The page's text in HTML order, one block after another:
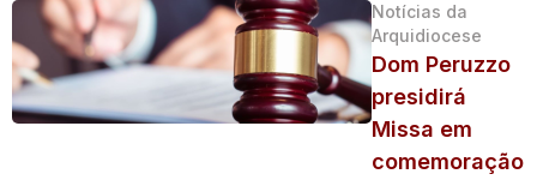
Notícias da
Arquidiocese
Dom Peruzzo
presidirá
Missa em
comemoração